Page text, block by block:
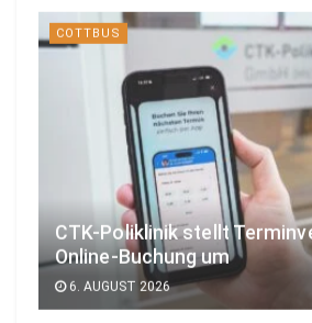
COTTBUS
CTK-Poliklinik stellt
Online-Buchung um
6. AUGUST 2026